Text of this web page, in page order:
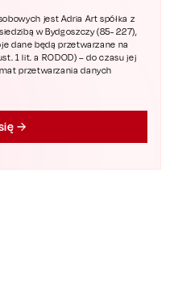
jest Adria Art spółka z
w Bydgoszczy (85- 227),
dane będą przetwarzane na
1 lit. a RODOD) – do czasu jej
przetwarzania danych